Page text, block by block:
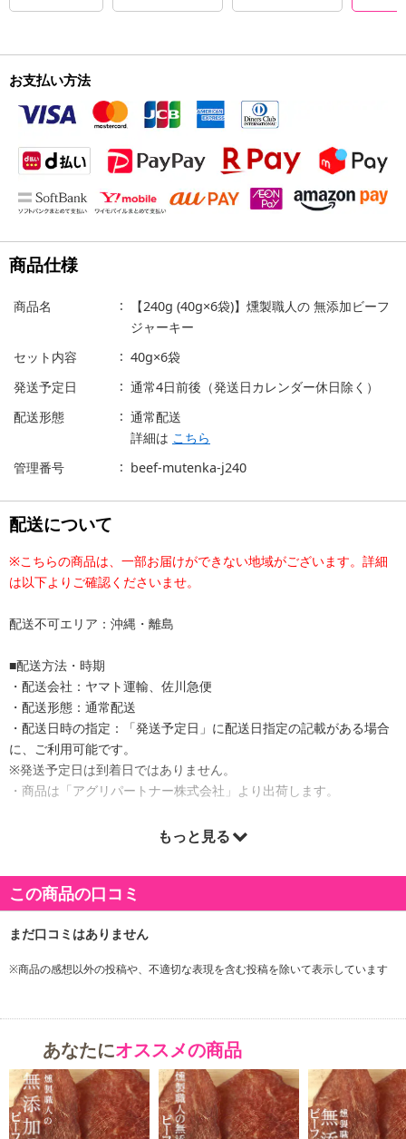
お支払い方法
商品仕様
商品名
【240g (40g×6袋)】燻製職人の 無添加ビーフ
ジャーキー
セット内容
40g×6袋
発送予定日
通常4日前後（発送日カレンダー休日除く）
配送形態
通常配送
詳細は こちら
管理番号
beef-mutenka-j240
配送について
※こちらの商品は、一部お届けができない地域がございます。詳細
は以下よりご確認くださいませ。
配送不可エリア：沖縄・離島
■配送方法・時期
・配送会社：ヤマト運輸、佐川急便
・配送形態：通常配送
・配送日時の指定：「発送予定日」に配送日指定の記載がある場合
に、ご利用可能です。
※発送予定日は到着日ではありません。
・商品は「アグリパートナー株式会社」より出荷します。
もっと見る
この商品の口コミ
※商品の感想以外の投稿や、不適切な表現を含む投稿を除いて表示しています
あなたにオススメの商品